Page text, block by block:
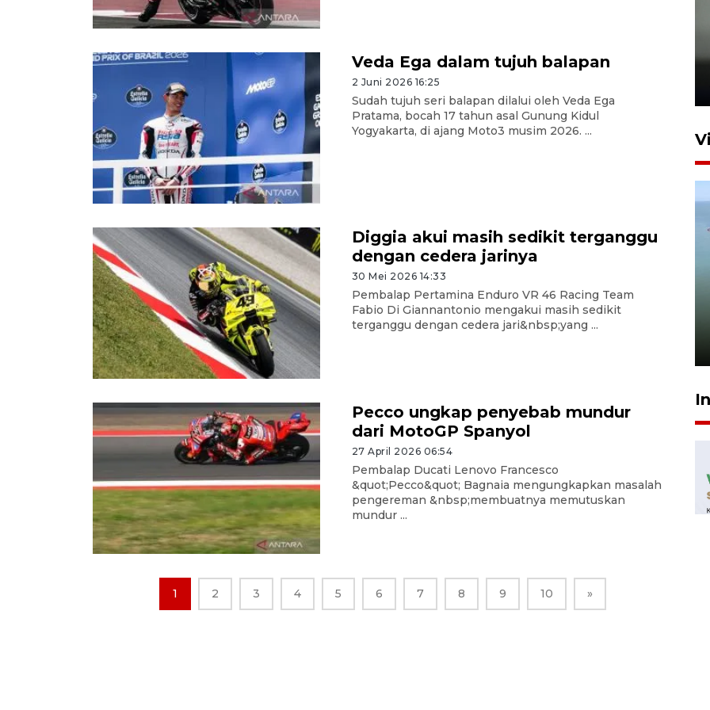
Veda Ega dalam tujuh balapan
2 Juni 2026 16:25
Sudah tujuh seri balapan dilalui oleh Veda Ega
Pratama, bocah 17 tahun asal Gunung Kidul
Yogyakarta, di ajang Moto3 musim 2026. ...
Diggia akui masih sedikit terganggu
dengan cedera jarinya
30 Mei 2026 14:33
Pembalap Pertamina Enduro VR 46 Racing Team
Fabio Di Giannantonio mengakui masih sedikit
terganggu dengan cedera jari&nbsp;yang ...
Pecco ungkap penyebab mundur
dari MotoGP Spanyol
27 April 2026 06:54
Pembalap Ducati Lenovo Francesco
&quot;Pecco&quot; Bagnaia mengungkapkan masalah
pengereman &nbsp;membuatnya memutuskan
mundur ...
1 2 3 4 5 6 7 8 9 10 »
terluas di Indonesia
22 Juli 2026 10:51
Optimalkan aset negara,
Bulog luncurkan kawasan
bisnis di Pontianak